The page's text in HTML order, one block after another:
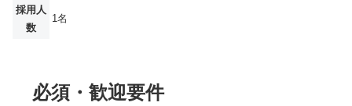
採用人
数
1名
必須・歓迎要件